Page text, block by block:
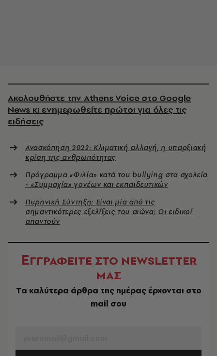
Ακολουθήστε την Athens Voice στο Google
News κι ενημερωθείτε πρώτοι για όλες τις
ειδήσεις
Ανασκόπηση 2022: Κλιματική αλλαγή, η υπαρξιακή
κρίση της ανθρωπότητας
Πρόγραμμα «Φιλία» κατά του bullying στα σχολεία
- «Συμμαχία» γονέων και εκπαιδευτικών
Πυρηνική Σύντηξη: Είναι μία από τις
σημαντικότερες εξελίξεις του αιώνα; Οι ειδικοί
απαντούν
ΕΓΓΡΑΦΕΙΤΕ ΣΤΟ NEWSLETTER
ΜΑΣ
Tα καλύτερα άρθρα της ημέρας έρχονται στο
mail σου